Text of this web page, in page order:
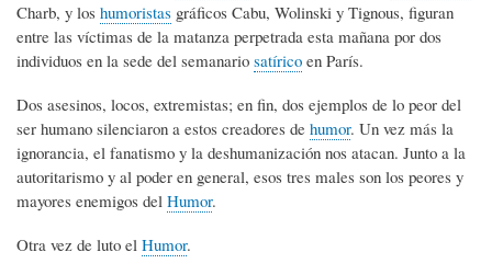
Charb, y los humoristas gráficos Cabu, Wolinski y Tignous, figuran
entre las víctimas de la matanza perpetrada esta mañana por dos
individuos en la sede del semanario satírico en París.
Dos asesinos, locos, extremistas; en fin, dos ejemplos de lo peor del
ser humano silenciaron a estos creadores de humor. Un vez más la
ignorancia, el fanatismo y la deshumanización nos atacan. Junto a la
autoritarismo y al poder en general, esos tres males son los peores y
mayores enemigos del Humor.
Otra vez de luto el Humor.